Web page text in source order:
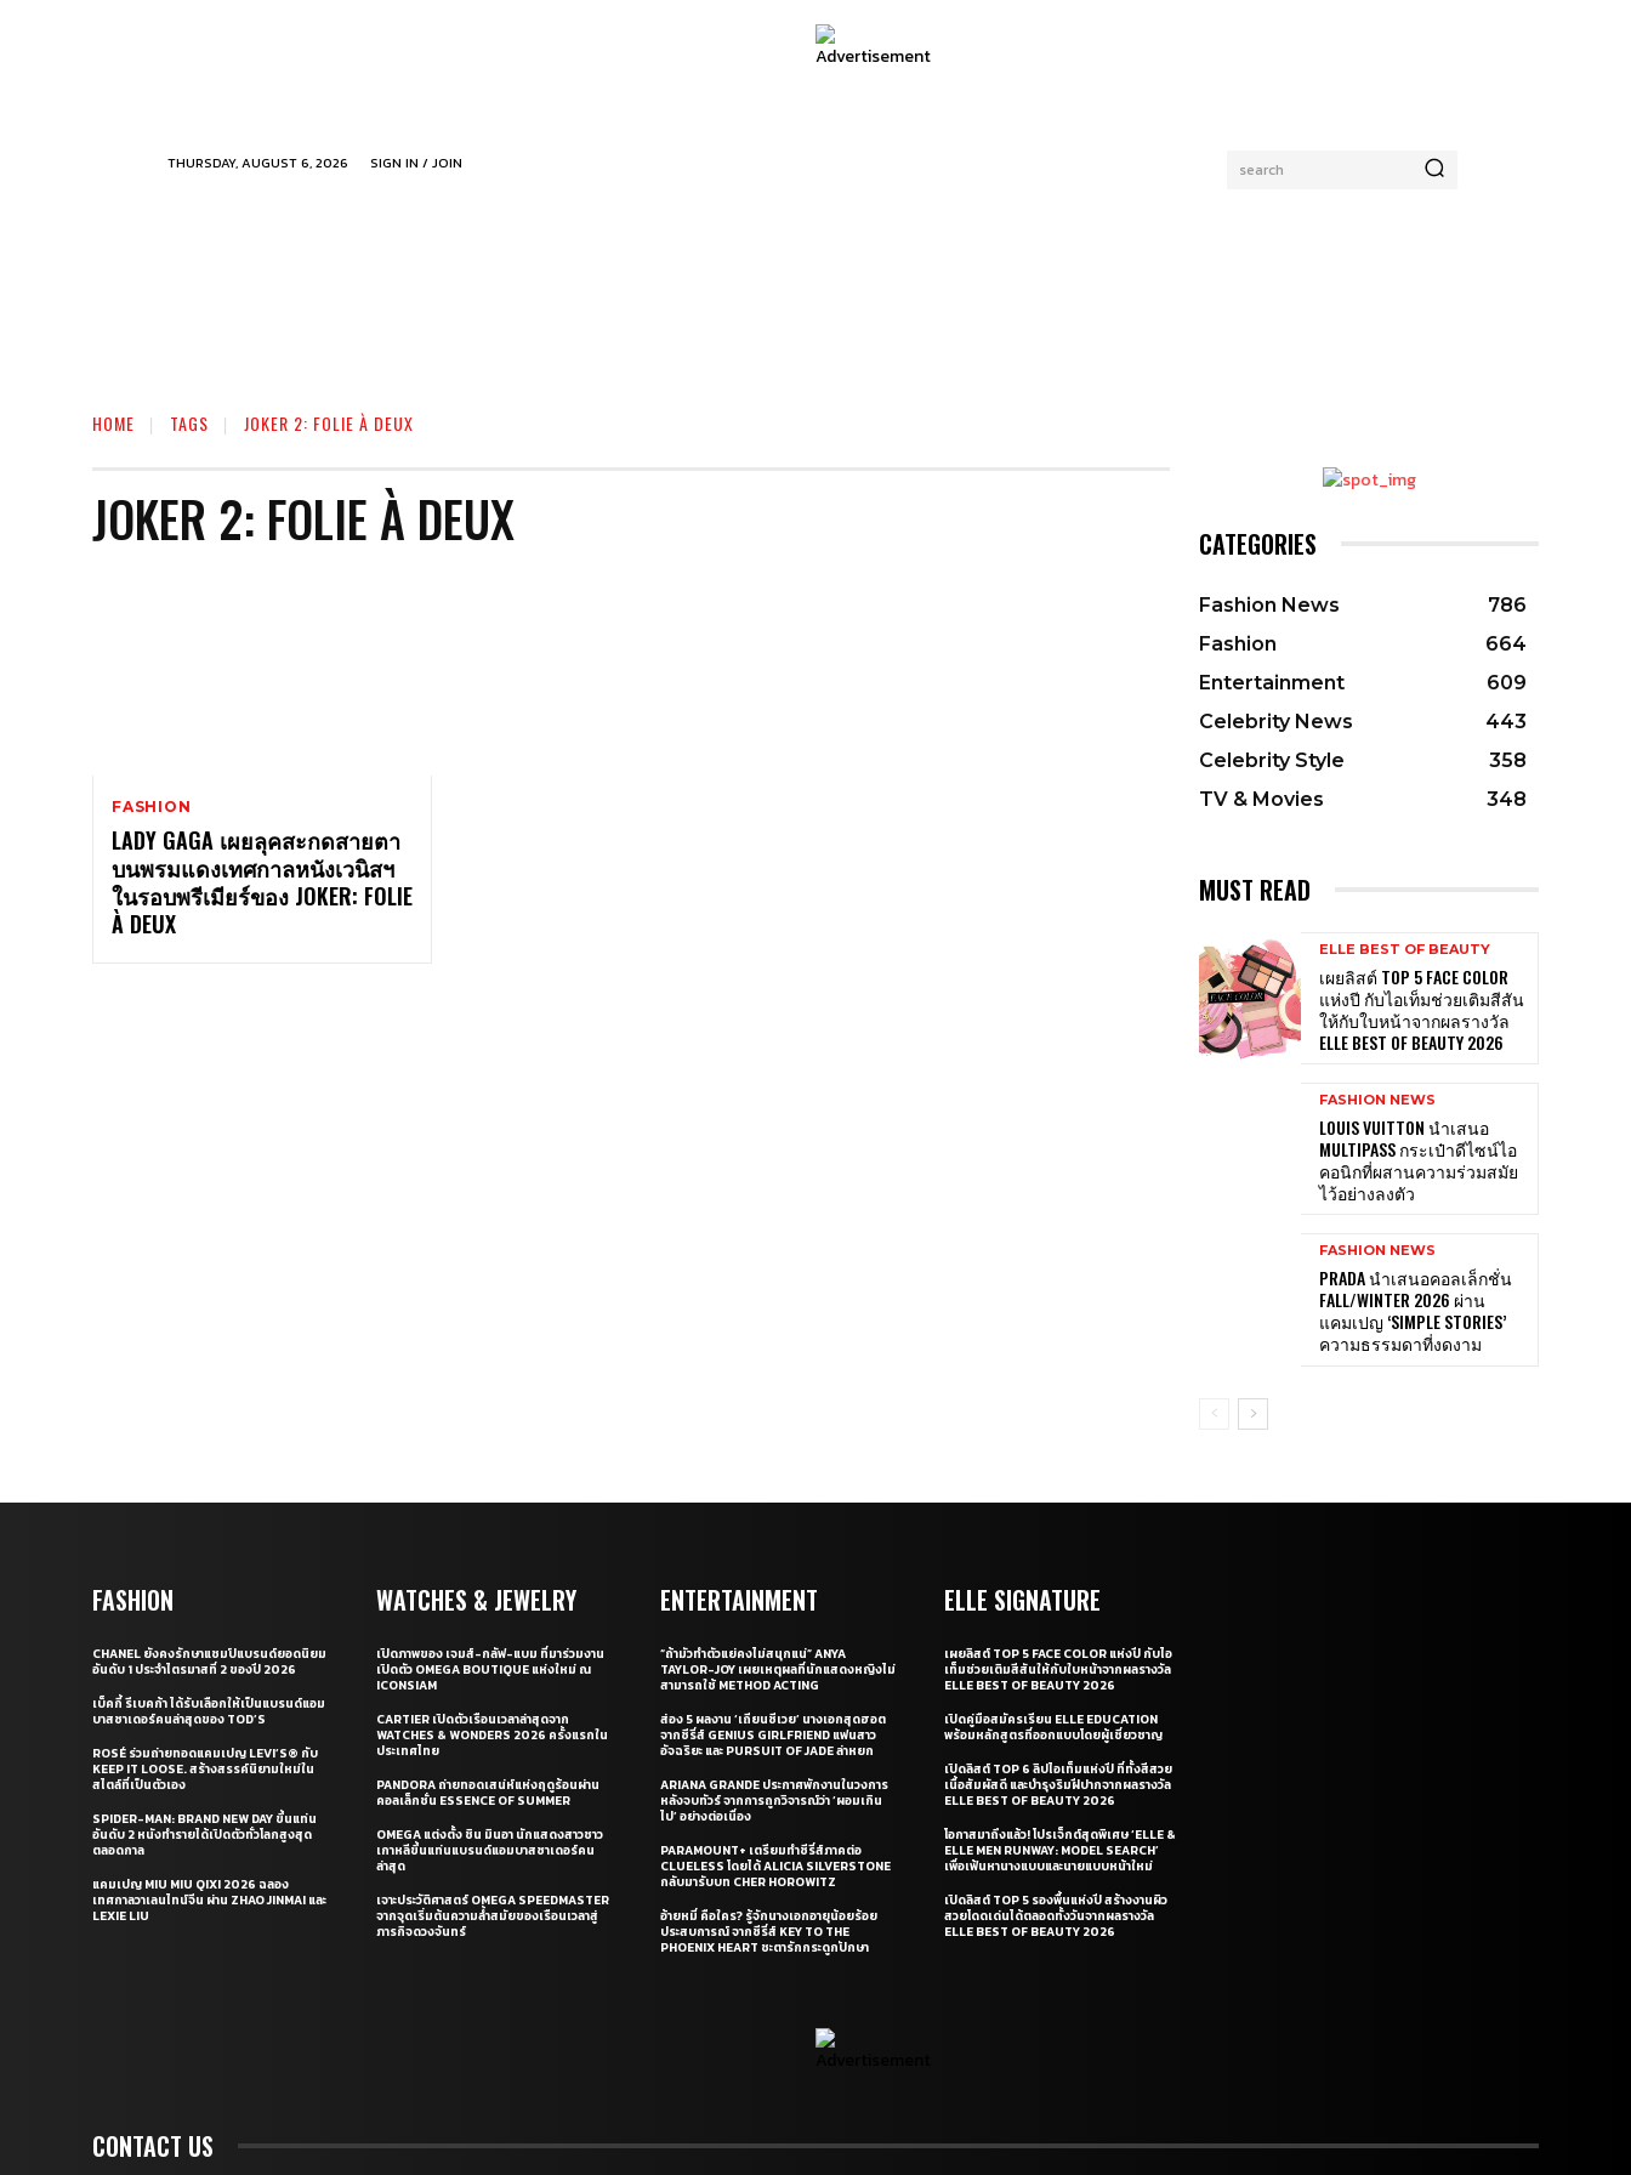
THURSDAY, AUGUST 6, 2026 search
SIGN IN / JOIN
HOME TAGS JOKER 2: FOLIE À DEUX
JOKER 2: FOLIE À DEUX
FASHION
LADY GAGA เผยลุคสะกดสายตา
บนพรมแดงเทศกาลหนังเวนิสฯ
ในรอบพรีเมียร์ของ JOKER: FOLIE
À DEUX
CATEGORIES
Fashion News
786
Fashion
664
Entertainment
609
Celebrity News
443
Celebrity Style
358
TV & Movies
348
MUST READ
ELLE BEST OF BEAUTY
เผยลิสต์ TOP 5 FACE COLOR
แห่งปี กับไอเท็มช่วยเติมสีสัน
ให้กับใบหน้าจากผลรางวัล
ELLE BEST OF BEAUTY 2026
FASHION NEWS
LOUIS VUITTON นำเสนอ
MULTIPASS กระเป๋าดีไซน์ไอ
คอนิกที่ผสานความร่วมสมัย
ไว้อย่างลงตัว
FASHION NEWS
PRADA นำเสนอคอลเล็กชั่น
FALL/WINTER 2026 ผ่าน
แคมเปญ ‘SIMPLE STORIES’
ความธรรมดาที่งดงาม
FASHION
CHANEL ยังคงรักษาแชมป์แบรนด์ยอดนิยม
อันดับ 1 ประจำไตรมาสที่ 2 ของปี 2026
เบ็คกี้ รีเบคก้า ได้รับเลือกให้เป็นแบรนด์แอม
บาสซาเดอร์คนล่าสุดของ TOD’S
ROSÉ ร่วมถ่ายทอดแคมเปญ LEVI’S® กับ
KEEP IT LOOSE. สร้างสรรค์นิยามใหม่ใน
สไตล์ที่เป็นตัวเอง
SPIDER-MAN: BRAND NEW DAY ขึ้นแท่น
อันดับ 2 หนังทำรายได้เปิดตัวทั่วโลกสูงสุด
ตลอดกาล
แคมเปญ MIU MIU QIXI 2026 ฉลอง
เทศกาลวาเลนไทน์จีน ผ่าน ZHAO JINMAI และ
LEXIE LIU
WATCHES & JEWELRY
เปิดภาพของ เจมส์-กลัฟ-แบม ที่มาร่วมงาน
เปิดตัว OMEGA BOUTIQUE แห่งใหม่ ณ
ICONSIAM
CARTIER เปิดตัวเรือนเวลาล่าสุดจาก
WATCHES & WONDERS 2026 ครั้งแรกใน
ประเทศไทย
PANDORA ถ่ายทอดเสน่ห์แห่งฤดูร้อนผ่าน
คอลเล็กชั่น ESSENCE OF SUMMER
OMEGA แต่งตั้ง ชิน มินอา นักแสดงสาวชาว
เกาหลีขึ้นแท่นแบรนด์แอมบาสซาเดอร์คน
ล่าสุด
เจาะประวัติศาสตร์ OMEGA SPEEDMASTER
จากจุดเริ่มต้นความล้ำสมัยของเรือนเวลาสู่
ภารกิจดวงจันทร์
ENTERTAINMENT
“ถ้ามัวทำตัวแย่คงไม่สนุกแน่” ANYA
TAYLOR-JOY เผยเหตุผลที่นักแสดงหญิงไม่
สามารถใช้ METHOD ACTING
ส่อง 5 ผลงาน ‘เถียนซีเวย’ นางเอกสุดฮอต
จากซีรี่ส์ GENIUS GIRLFRIEND แฟนสาว
อัจฉริยะ และ PURSUIT OF JADE ล่าหยก
ARIANA GRANDE ประกาศพักงานในวงการ
หลังจบทัวร์ จากการถูกวิจารณ์ว่า ‘ผอมเกิน
ไป’ อย่างต่อเนื่อง
PARAMOUNT+ เตรียมทำซีรี่ส์ภาคต่อ
CLUELESS โดยได้ ALICIA SILVERSTONE
กลับมารับบท CHER HOROWITZ
อ้ายหมี่ คือใคร? รู้จักนางเอกอายุน้อยร้อย
ประสบการณ์ จากซีรี่ส์ KEY TO THE
PHOENIX HEART ชะตารักกระดูกปักษา
ELLE SIGNATURE
เผยลิสต์ TOP 5 FACE COLOR แห่งปี กับไอ
เท็มช่วยเติมสีสันให้กับใบหน้าจากผลรางวัล
ELLE BEST OF BEAUTY 2026
เปิดคู่มือสมัครเรียน ELLE EDUCATION
พร้อมหลักสูตรที่ออกแบบโดยผู้เชี่ยวชาญ
เปิดลิสต์ TOP 6 ลิปไอเท็มแห่งปี ที่ทั้งสีสวย
เนื้อสัมผัสดี และบำรุงริมฝีปากจากผลรางวัล
ELLE BEST OF BEAUTY 2026
โอกาสมาถึงแล้ว! โปรเจ็กต์สุดพิเศษ ‘ELLE &
ELLE MEN RUNWAY: MODEL SEARCH’
เพื่อเฟ้นหานางแบบและนายแบบหน้าใหม่
เปิดลิสต์ TOP 5 รองพื้นแห่งปี สร้างงานผิว
สวยโดดเด่นได้ตลอดทั้งวันจากผลรางวัล
ELLE BEST OF BEAUTY 2026
CONTACT US